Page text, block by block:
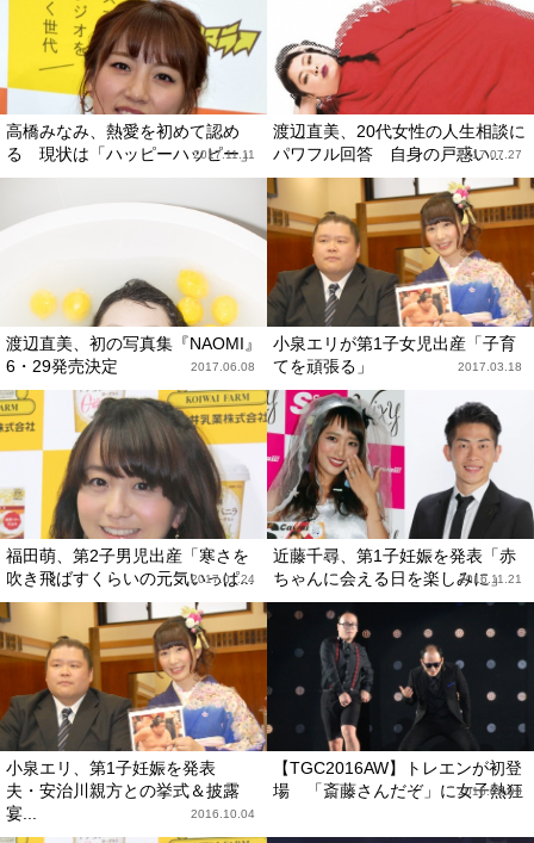
高橋みなみ、熱愛を初めて認め
る 現状は「ハッピーハッピー」
2017.11.11
渡辺直美、20代女性の人生相談に
パワフル回答 自身の戸惑い...
2017.07.27
渡辺直美、初の写真集『NAOMI』
6・29発売決定
2017.06.08
小泉エリが第1子女児出産「子育
てを頑張る」
2017.03.18
福田萌、第2子男児出産「寒さを
吹き飛ばすくらいの元気いっぱ...
2017.01.24
近藤千尋、第1子妊娠を発表「赤
ちゃんに会える日を楽しみに」
2016.11.21
小泉エリ、第1子妊娠を発表
夫・安治川親方との挙式＆披露
宴...
2016.10.04
【TGC2016AW】トレエンが初登
場 「斎藤さんだぞ」に女子熱狂
2016.09.03